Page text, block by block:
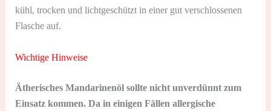
kühl, trocken und lichtgeschützt in einer gut verschlossenen
Flasche auf.
Wichtige Hinweise
Ätherisches Mandarinenöl sollte nicht unverdünnt zum
Einsatz kommen. Da in einigen Fällen allergische